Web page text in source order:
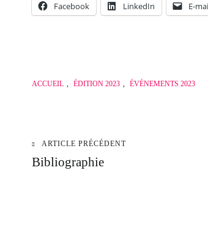
Facebook LinkedIn E-
ACCUEIL ÉDITION 2023 ÉVÈNEMENTS 2023
Navigation
ARTICLE PRÉCÉDENT
Bibliographie